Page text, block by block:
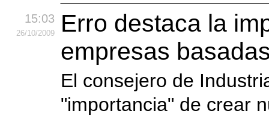
15:03
26/10/2009
Erro destaca la
empresas
El consejero de
"importancia" de crear